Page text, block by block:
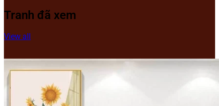
Tranh đã xem
View all